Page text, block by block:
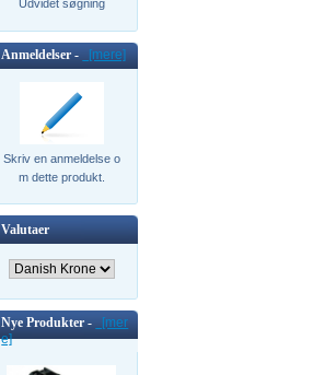
Udvidet søgning
Anmeldelser - [mere]
Skriv en anmeldelse o
m dette produkt.
Valutaer
Nye Produkter -
[mer
e]